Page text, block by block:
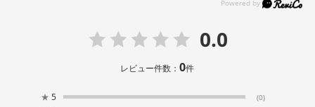
0.0
レビュー件数：0件
★ 5 (0)